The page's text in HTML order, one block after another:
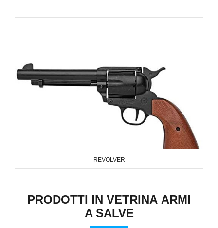
REVOLVER
PRODOTTI IN VETRINA ARMI
A SALVE